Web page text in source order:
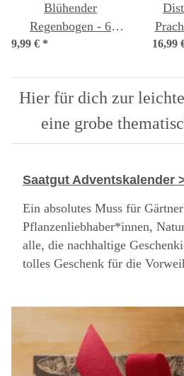
Blühender
Regenbogen - 6
samenfeste
spektakulär &
farbenfroh -
Einsteiger-Saatgutset
9,99 € * 16,99
Hier für dich zur
eine grobe
Saatgut Adventskalender
Ein absolutes Muss für
Pflanzenliebhaber*innen,
alle, die nachhaltige
tolles Geschenk für die